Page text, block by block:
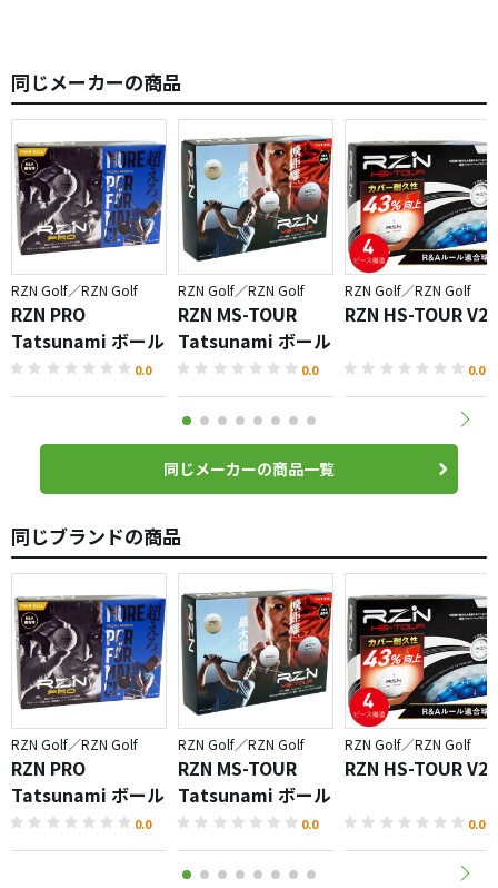
同じメーカーの商品
RZN Golf／RZN Golf
RZN PRO
Tatsunami ボール
0.0
RZN Golf／RZN Golf
RZN MS-TOUR
Tatsunami ボール
0.0
RZN Golf／RZN Golf
RZN HS-TOUR V2
0.0
同じメーカーの商品一覧
同じブランドの商品
RZN Golf／RZN Golf
RZN PRO
Tatsunami ボール
0.0
RZN Golf／RZN Golf
RZN MS-TOUR
Tatsunami ボール
0.0
RZN Golf／RZN Golf
RZN HS-TOUR V2
0.0